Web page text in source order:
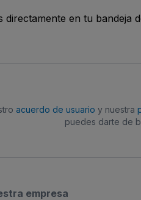
en tu bandeja
acuerdo de usuario y nuestra
puedes darte de
empresa